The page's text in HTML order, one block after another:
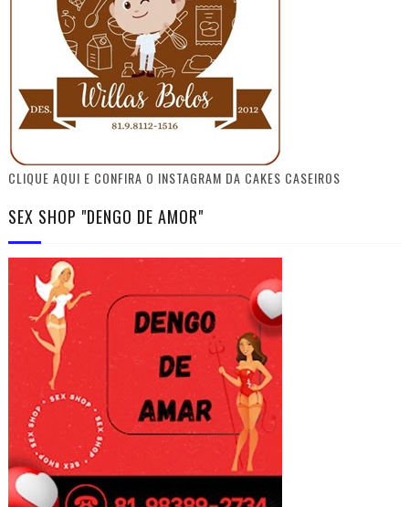
CLIQUE AQUI E CONFIRA O INSTAGRAM DA CAKES CASEIROS
SEX SHOP "DENGO DE AMOR"